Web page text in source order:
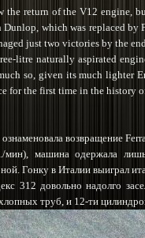
the return of the V12 engine,
which was replaced by
just two victories by the
litre naturally aspirated
so, given its much lighter
for the first time in the history
возвращение
машина одержала
Гонку в Италии выиграл
312 довольно надолго
труб, и 12-ти